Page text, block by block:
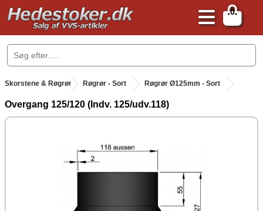
0
.
Skorstene & Røgrør . Røgrør - Sort Røgrør Ø125mm - Sort
Overgang 125/120 (Indv. 125/udv.118)